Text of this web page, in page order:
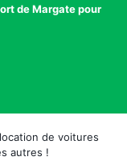
de Margate pour
de voitures
autres !